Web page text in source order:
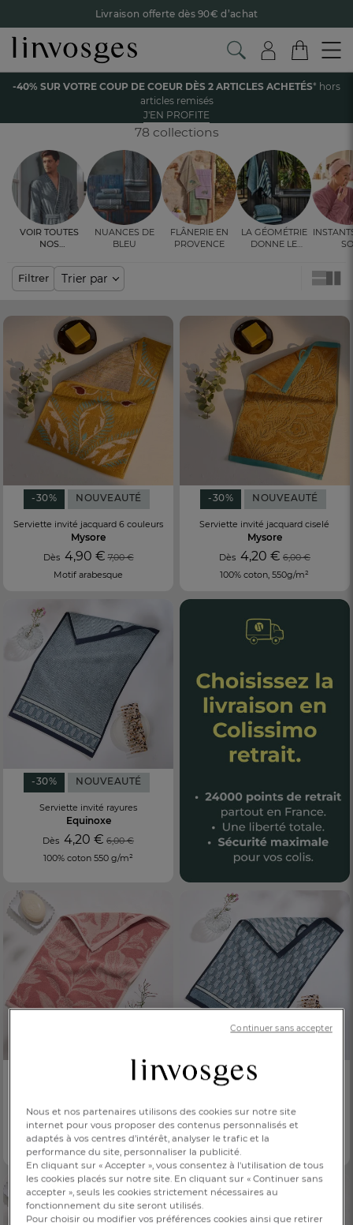
Livraison offerte dès 90€ d’achat
Retour offert avec Colissimo* !
Payez en 3x ou 4x sans frais avec Alma
Le parrainage Linvosges : offrez 15€, recevez 15€ !
Je
découvre
-40% sur votre coup de coeurdès 2 articles achetés !
profite
FR
AT
BE
-40% SUR VOTRE COUP DE COEUR DÈS 2 ARTICLES ACHETÉS* hors
articles remisés
J'EN PROFITE
Accueil La salle de bain Serviette invités
SERVIETTE INVITÉS
78 collections
Nuances de
bleu
Flânerie en
Provence
La géométrie
donne le
Voir toutes
nos
Filtrer Trier par
-30% NOUVEAUTÉ
Serviette invité jacquard 6 couleurs
Mysore
Dès 4,90 € 7,00 €
Motif arabesque
-30% NOUVEAUTÉ
Serviette invité jacquard ciselé
Mysore
Dès 4,20 € 6,00 €
100% coton, 550g/m²
-30% NOUVEAUTÉ
Serviette invité rayures
Equinoxe
Dès4,20 € 6,00 €
100% coton 550 g/m²
Botanica
Dès 4,20 € 6,00 €
100% coton, 550g/m²
-30% NOUVEAUTÉ
Equinoxe
Dès4,20 € 6,00 €
100 % coton 550 g/m²
Nous et nos partenaires utilisons des cookies sur notre site
internet pour vous proposer des contenus personnalisés et
adaptés à vos centres d’intérêt, analyser le trafic et la
performance du site, personnaliser la publicité.
En cliquant sur « Accepter », vous consentez à l'utilisation de tous
les cookies placés sur notre site. En cliquant sur « Continuer sans
accepter », seuls les cookies strictement nécessaires au
fonctionnement du site seront utilisés.
Pour choisir ou modifier vos préférences cookies ainsi que retirer
Continuer sans accepter